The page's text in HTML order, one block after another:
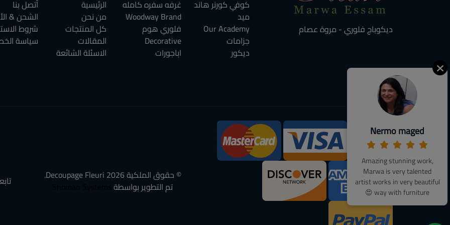
ديكوباج فلوري - مروة عصام
كوفي كورنر هاند
ميد
Our Academy
جزامات
ديكور
غرفه سفره كامله
Woodway Brand
فلوري هوم
Decorative
اباجورات
الرئيسية
من نحن
كل المنتجات
المقالات
الاسئلة الشائعة
أتصل بنا
الشحن &
شروط
سياسة
We Accept:
© حقوق الملكية2026
تم التطوير بواسطة
Nermo maged
Amazing stunning work,
Marwa is very talented
artist works in very beautiful
way with furniture 😍